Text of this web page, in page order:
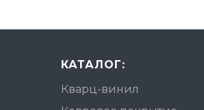
КАТАЛОГ:
Кварц-винил